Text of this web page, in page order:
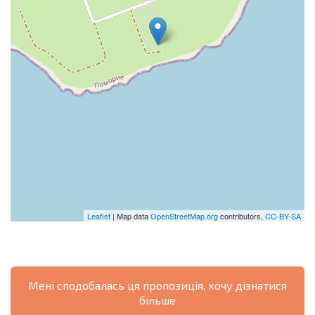
Leaflet | Map dataOpenStreetMap.orgcontributors, CC-BY-SA
Мені сподобалась ця пропозиція, хочу дізнатися
більше